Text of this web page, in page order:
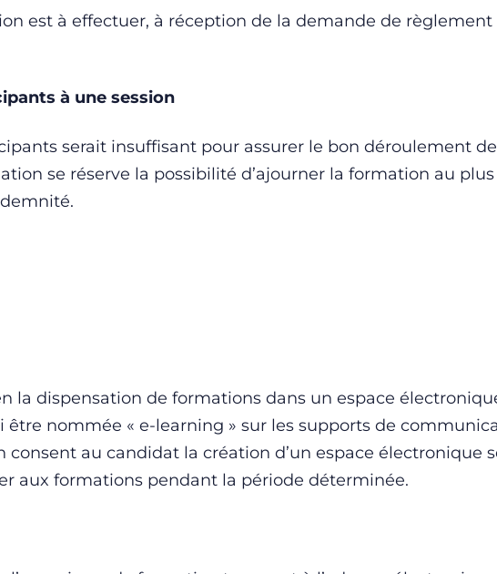
est à effectuer, à réception de la demande de règlement
à une session
serait insuffisant pour assurer le bon déroulement
se réserve la possibilité d’ajourner la formation au
la dispensation de formations dans un espace
nommée « e-learning » sur les supports de
consent au candidat la création d’un espace électronique
aux formations pendant la période déterminée.